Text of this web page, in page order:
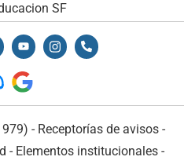
SF
- Receptorías de avisos -
- Elementos institucionales -